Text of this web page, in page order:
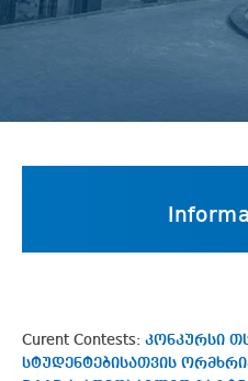
Curent Contests: კონკურსი
სტუდენტებისათვის